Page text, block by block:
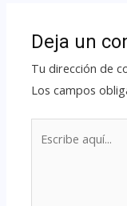
Deja un
Tu dirección de
Los campos